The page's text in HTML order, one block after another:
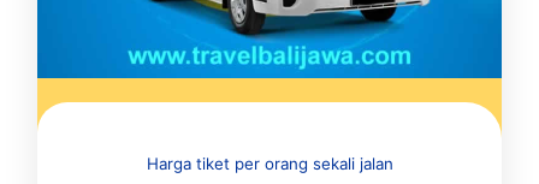
Harga tiket per orang sekali jalan